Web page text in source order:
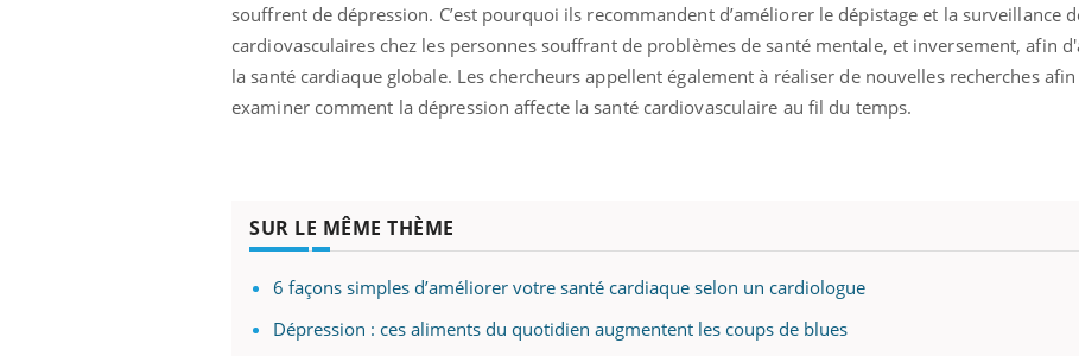
souffrent de dépression. C’est pourquoi ils recommandent d’améliorer le dépistage et la surveillance
cardiovasculaires chez les personnes souffrant de problèmes de santé mentale, et inversement, afin
la santé cardiaque globale. Les chercheurs appellent également à réaliser de nouvelles recherches
examiner comment la dépression affecte la santé cardiovasculaire au fil du temps.
SUR LE MÊME THÈME
6 façons simples d’améliorer votre santé cardiaque selon un cardiologue
Dépression : ces aliments du quotidien augmentent les coups de blues